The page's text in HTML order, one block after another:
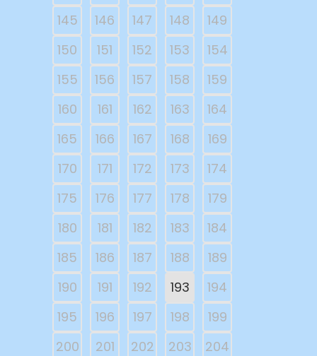
145
146 147 148
149
150
151 152 153
154
155
156 157 158
159
160
161 162 163
164
165
166 167 168
169
170
171 172 173
174
175
176 177 178
179
180
181 182 183
184
185
186 187 188
189
190
191 192 193
194
195
196 197 198
199
200
201 202 203
204